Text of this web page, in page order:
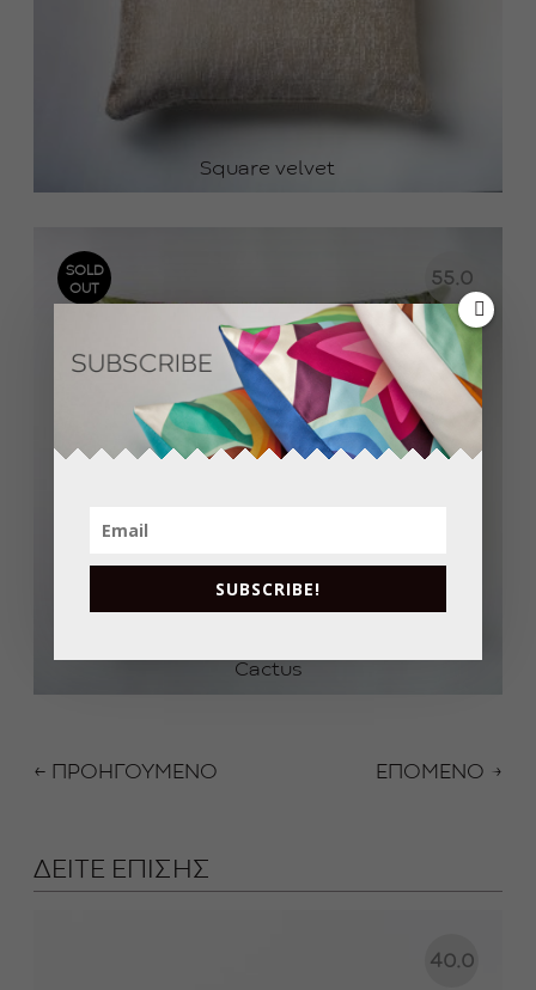
Square velvet
SOLD
OUT
Cactus
55.0
0 €
← ΠΡΟΗΓΟΥΜΕΝΟ ΕΠΟΜΕΝΟ →
ΔΕΙΤΕ ΕΠΙΣΗΣ
40.0
SUBSCRIBE!